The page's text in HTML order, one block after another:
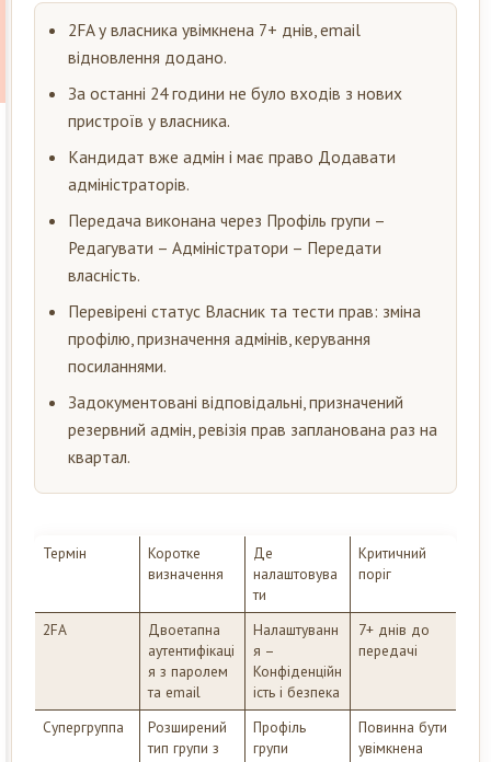
2FA у власника увімкнена 7+ днів, email
відновлення додано.
За останні 24 години не було входів з нових
пристроїв у власника.
Кандидат вже адмін і має право Додавати
адміністраторів.
Передача виконана через Профіль групи –
Редагувати – Адміністратори – Передати
власність.
Перевірені статус Власник та тести прав: зміна
профілю, призначення адмінів, керування
посиланнями.
Задокументовані відповідальні, призначений
резервний адмін, ревізія прав запланована раз на
квартал.
Термін
Коротке
визначення
Де
налаштовува
ти
Критичний
поріг
2FA
Двоетапна
аутентифікаці
я з паролем
та email
Налаштуванн
я –
Конфіденційн
ість і безпека
7+ днів до
передачі
Супергруппа
Розширений
тип групи з
Профіль
групи
Повинна бути
увімкнена